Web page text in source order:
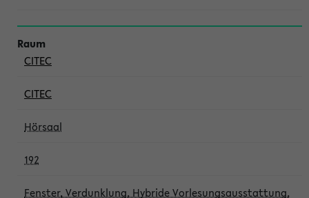
CITEC
CITEC
Hörsaal
192
Fenster, Verdunklung, Hybride Vorlesungsausstattung,